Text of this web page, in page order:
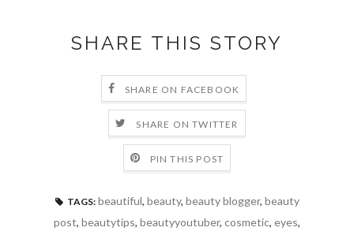
SHARE THIS STORY
SHARE ON FACEBOOK
SHARE ON TWITTER
PIN THIS POST
TAGS: beautiful, beauty, beauty blogger, beauty
post, beautytips, beautyyoutuber, cosmetic, eyes,